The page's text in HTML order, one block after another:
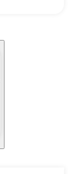
de forma
fiduciária